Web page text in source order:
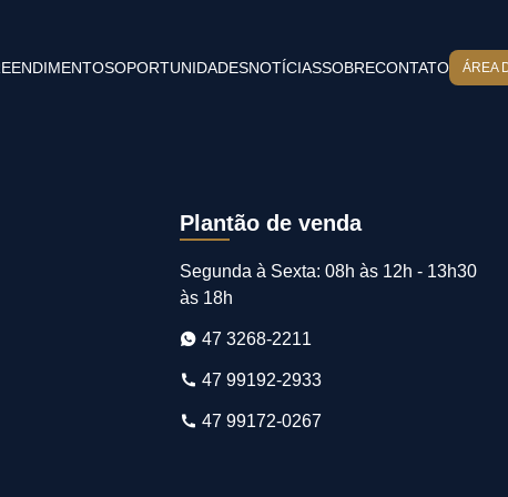
OPORTUNIDADESNOTÍCIASSOBRECONTATO ÁREA
Plantão de venda
Segunda à Sexta: 08h às 12h - 13h30
às 18h
47 3268-2211
47 99192-2933
47 99172-0267